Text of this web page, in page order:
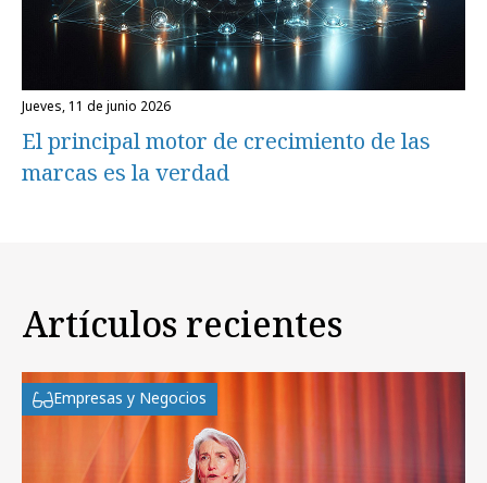
jueves, 11 de junio 2026
El principal motor de crecimiento de las
marcas es la verdad
Artículos recientes
Empresas y Negocios